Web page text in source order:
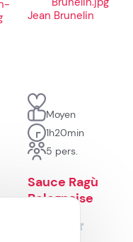
Jean Brunelin
Moyen
1h20min
5 pers.
Sauce Ragù
Bolognaise